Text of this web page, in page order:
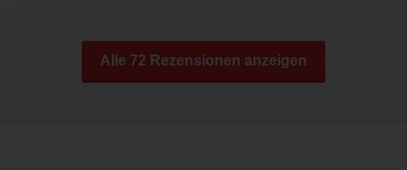
Alle 72 Rezensionen anzeigen